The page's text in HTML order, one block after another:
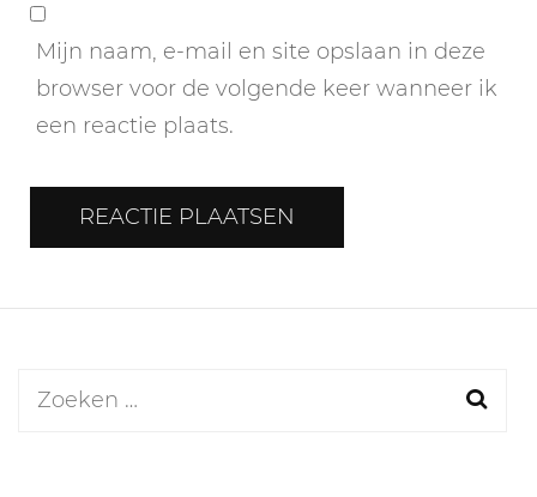
Mijn naam, e-mail en site opslaan in deze
browser voor de volgende keer wanneer ik
een reactie plaats.
Zoeken